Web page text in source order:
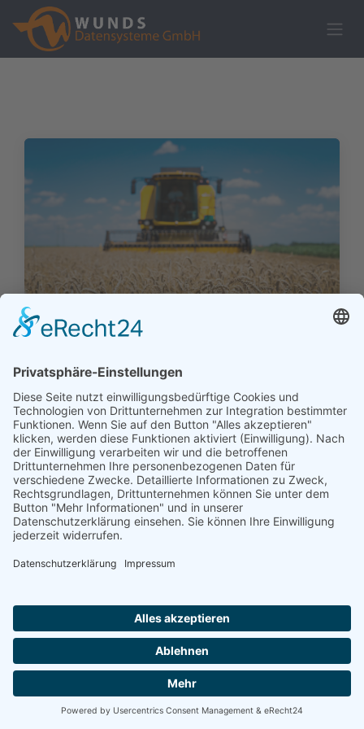
Neuer Webauftritt für LHT Lützen!
28.07.2026
Website-Relaunch – Hotel &
Restaurant Schöne Aussicht